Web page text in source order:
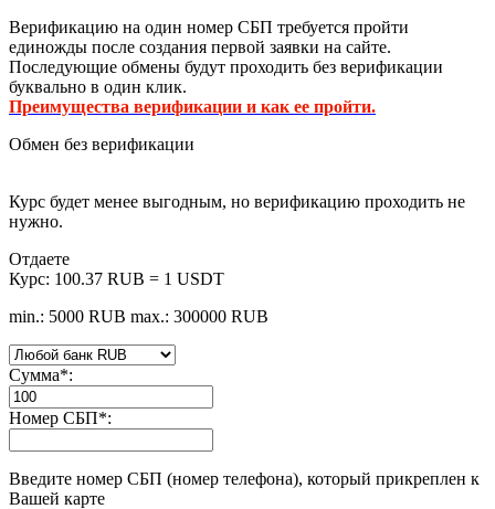
Верификацию на один номер СБП требуется пройти
единожды после создания первой заявки на сайте.
Последующие обмены будут проходить без верификации
буквально в один клик.
Преимущества верификации и как ее пройти.
Обмен без верификации
Курс будет менее выгодным, но верификацию проходить не
нужно.
Отдаете
Курс: 100.37 RUB = 1 USDT
min.: 5000 RUB max.: 300000 RUB
Сумма*:
Номер СБП*:
Введите номер СБП (номер телефона), который прикреплен к
Вашей карте